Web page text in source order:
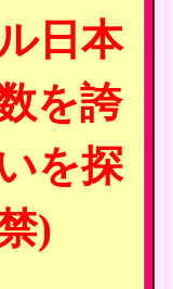
日本
を誇
を探
)